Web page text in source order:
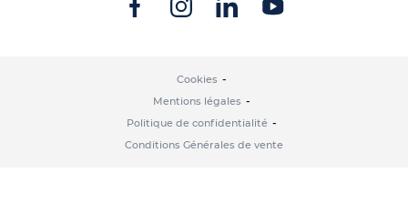
Cookies
Mentions légales
Politique de confidentialité
Conditions Générales de vente